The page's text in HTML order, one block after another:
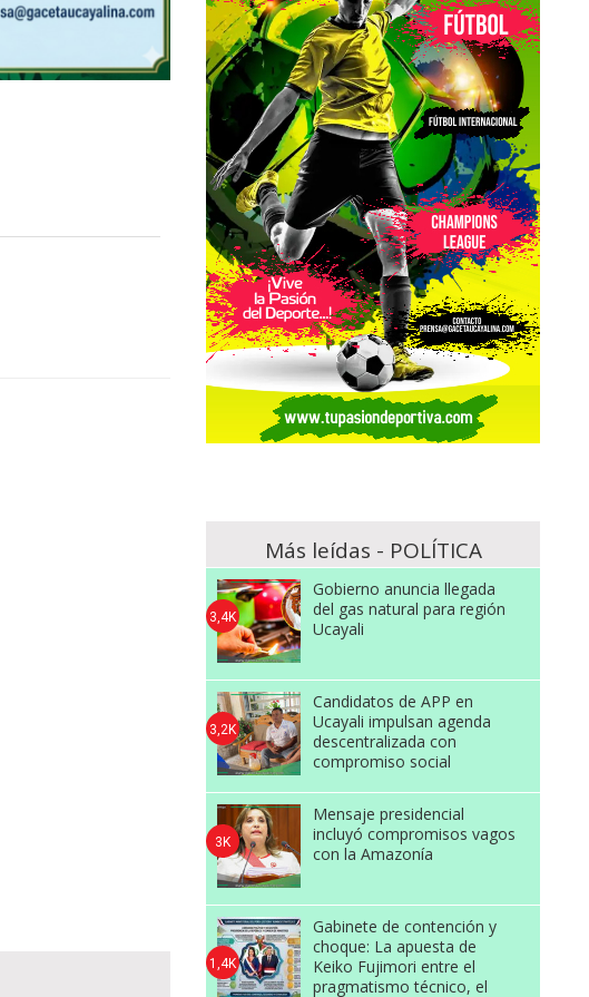
Más leídas - POLÍTICA
Gobierno anuncia llegada
del gas natural para región
Ucayali
3,4K
Candidatos de APP en
Ucayali impulsan agenda
descentralizada con
compromiso social
3,2K
Mensaje presidencial
incluyó compromisos vagos
con la Amazonía
3K
Gabinete de contención y
choque: La apuesta de
Keiko Fujimori entre el
pragmatismo técnico, el
1,4K